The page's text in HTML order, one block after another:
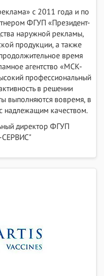
с 2011 года и по
ФГУП «Президент-
наружной рекламы,
продукции, а также
время
агентство «МСК-
профессиональный
в решении
выполняются вовремя, в
надлежащим качеством.
директор ФГУП